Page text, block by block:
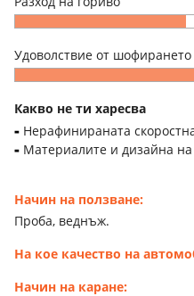
Удоволствие от шофирането
Какво не ти харесва
Нерафинираната
Материалите и дизайна
Начин на ползване:
Проба, веднъж.
На кое качество на
Начин на каране: